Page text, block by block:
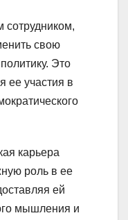
сотрудником,
свою
Это
ее участия в
карьера
роль в ее
ей
мышления и